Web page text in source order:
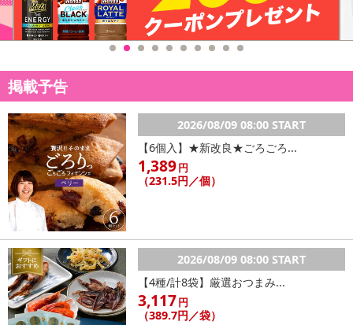
掲載予告
2026/08/09 08:00 START
【6個入】★新改良★ごろごろ...
1,389円
（231.5円／個）
2026/08/09 08:00 START
【4種/計8袋】厳選おつまみ...
3,117円
（389.7円／袋）